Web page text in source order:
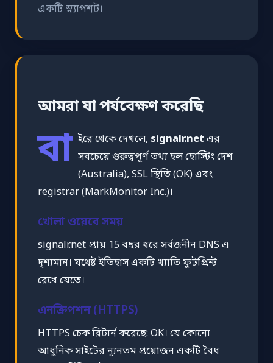
একটি স্ন্যাপশট।
আমরা যা পর্যবেক্ষণ করেছি
বা ইরে থেকে দেখলে, signalr.net এর
সবচেয়ে গুরুত্বপূর্ণ তথ্য হল হোস্টিং দেশ
(Australia), SSL স্থিতি (OK) এবং
registrar (MarkMonitor Inc.)।
খোলা ওয়েবে সময়
signalr.net প্রায় 15 বছর ধরে সর্বজনীন DNS এ
দৃশ্যমান। যথেষ্ট ইতিহাস একটি খ্যাতি ফুটপ্রিন্ট
রেখে যেতে।
এনক্রিপশন (HTTPS)
HTTPS চেক রিটার্ন করেছে: OK। যে কোনো
আধুনিক সাইটের ন্যূনতম প্রয়োজন একটি বৈধ